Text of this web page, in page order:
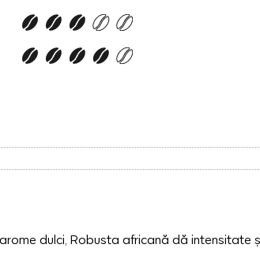
dulci, Robusta africană dă